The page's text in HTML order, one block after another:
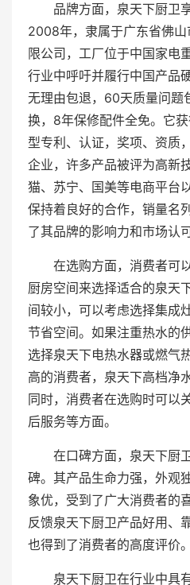
品牌方面，泉天下厨卫
2008年，隶属于广东省佛
限公司，工厂位于中国家电
行业中呼吁并履行中国产品
无理由包退，60天质量问题
换，8年保修配件全免。它
型专利、认证，奖项、资质
企业，许多产品被评为高新
猫、苏宁、国美等电商平台
保持着良好的合作，销量名
了其品牌的影响力和市场认可
在选购方面，消费者可
厨房空间来选择适合的泉天
间较小，可以考虑选择集成
节省空间。如果注重热水的
选择泉天下电热水器或燃气
高的消费者，泉天下高档净
同时，消费者在选购时可以
后服务等方面。
在口碑方面，泉天下厨
碑。其产品生命力强，外观
象优，受到了广大消费者的
反馈泉天下厨卫产品好用、
也得到了消费者的高度评价。
泉天下厨卫在行业中具